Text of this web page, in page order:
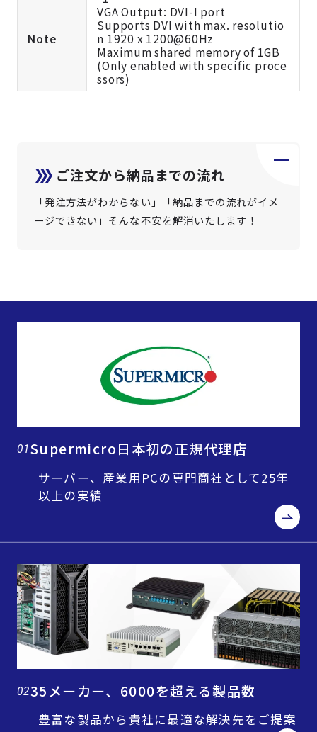
Note
VGA Output: DVI-I port
Supports DVI with max. resolutio
n 1920 x 1200@60Hz
Maximum shared memory of 1GB
(Only enabled with specific proce
ssors)
ご注文から納品までの流れ
「発注方法がわからない」「納品までの流れがイメ
ージできない」そんな不安を解消いたします！
01Supermicro日本初の正規代理店
サーバー、産業用PCの専門商社として25年
以上の実績
0235メーカー、6000を超える製品数
豊富な製品から貴社に最適な解決先をご提案